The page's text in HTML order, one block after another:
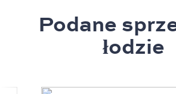
Podane
łodzie